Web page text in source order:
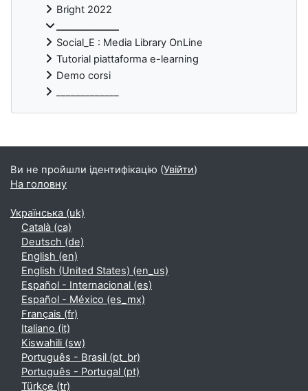
Bright 2022
Social_E : Media Library OnLine
Tutorial piattaforma e-learning
Demo corsi
Додаткові блоки
Ви не пройшли ідентифікацію (Увійти)
На головну
Українська ‎(uk)‎
Català ‎(ca)‎
Deutsch ‎(de)‎
English ‎(en)‎
English (United States) ‎(en_us)‎
Español - Internacional ‎(es)‎
Español - México ‎(es_mx)‎
Français ‎(fr)‎
Italiano ‎(it)‎
Kiswahili ‎(sw)‎
Português - Brasil ‎(pt_br)‎
Português - Portugal ‎(pt)‎
Türkçe ‎(tr)‎